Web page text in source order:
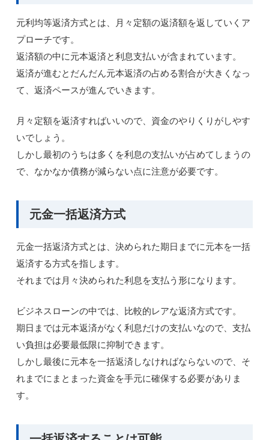
元利均等返済方式とは、月々定額の返済額を返していくア
プローチです。
返済額の中に元本返済と利息支払いが含まれています。
返済が進むとだんだん元本返済の占める割合が大きくなっ
て、返済ペースが進んでいきます。
月々定額を返済すればいいので、資金のやりくりがしやす
いでしょう。
しかし最初のうちは多くを利息の支払いが占めてしまうの
で、なかなか債務が減らない点に注意が必要です。
元金一括返済方式
元金一括返済方式とは、決められた期日までに元本を一括
返済する方式を指します。
それまでは月々決められた利息を支払う形になります。
ビジネスローンの中では、比較的レアな返済方式です。
期日までは元本返済がなく利息だけの支払いなので、支払
い負担は必要最低限に抑制できます。
しかし最後に元本を一括返済しなければならないので、そ
れまでにまとまった資金を手元に確保する必要がありま
す。